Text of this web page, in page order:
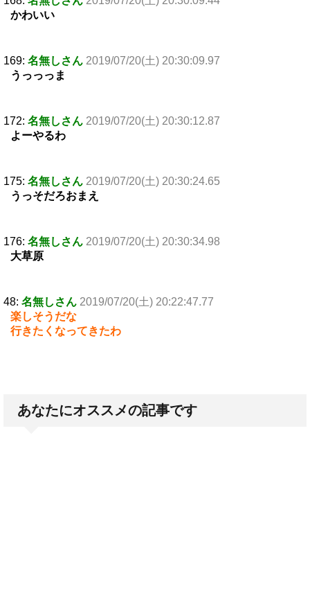
かわいい
169: 名無しさん 2019/07/20(土) 20:30:09.97
うっっっま
172: 名無しさん 2019/07/20(土) 20:30:12.87
よーやるわ
175: 名無しさん 2019/07/20(土) 20:30:24.65
うっそだろおまえ
176: 名無しさん 2019/07/20(土) 20:30:34.98
大草原
48: 名無しさん 2019/07/20(土) 20:22:47.77
楽しそうだな
行きたくなってきたわ
あなたにオススメの記事です